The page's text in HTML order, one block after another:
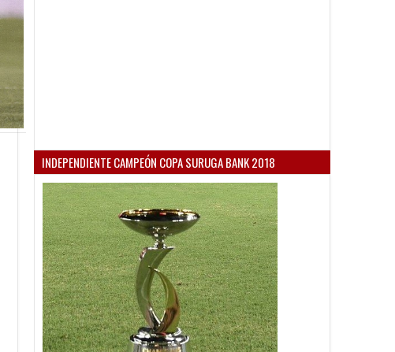
INDEPENDIENTE CAMPEÓN COPA SURUGA BANK 2018